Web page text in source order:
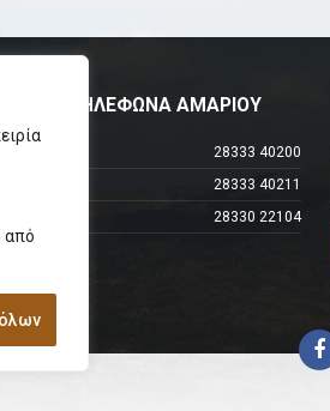
από
ΤΗΛΕΦΩΝΑ ΑΜΑΡΙΟΥ
Κέντρο
28333 40200
28333 40211
28330 22104